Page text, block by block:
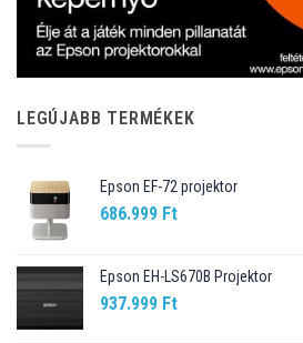
LEGÚJABB TERMÉKEK
Epson EF-72 projektor
686.999 Ft
Epson EH-LS670B Projektor
937.999 Ft